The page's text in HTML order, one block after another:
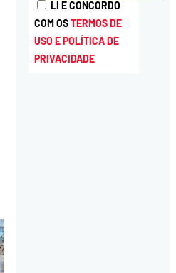
LI E CONCORDO
COM OSTERMOS DE
USO E POLÍTICA DE
PRIVACIDADE